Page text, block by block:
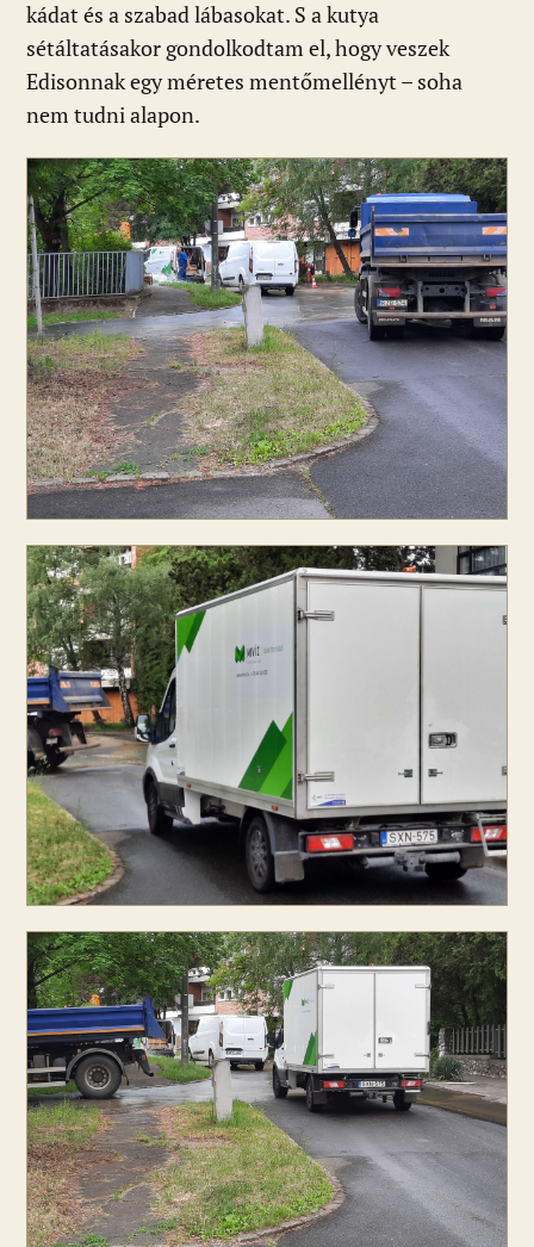
kádat és a szabad lábasokat. S a kutya
sétáltatásakor gondolkodtam el, hogy veszek
Edisonnak egy méretes mentőmellényt – soha
nem tudni alapon.